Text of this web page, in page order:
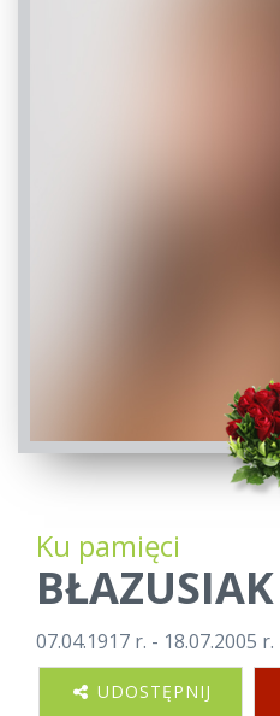
Ku pamięci
07.04.1917 r. - 18.07.2005 r.
UDOSTĘPNIJ